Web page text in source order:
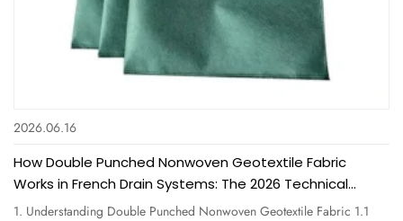
2026.06.16
How Double Punched Nonwoven Geotextile Fabric
Works in French Drain Systems: The 2026 Technical
Guide for Professionals
1. Understanding Double Punched Nonwoven Geotextile Fabric 1.1